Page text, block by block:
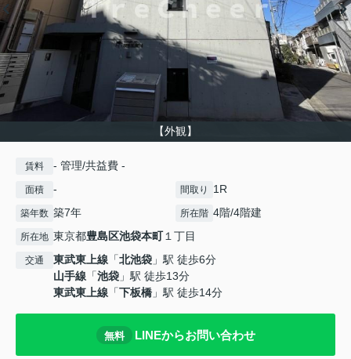
【外観】
賃料 - 管理/共益費 -
面積 - 間取り 1R
築年数 築7年 所在階 4階/4階建
所在地 東京都豊島区池袋本町１丁目
交通 東武東上線 「北池袋 」駅 徒歩6分
山手線 「池袋 」駅 徒歩13分
東武東上線 「下板橋 」駅 徒歩14分
無料 LINEからお問い合わせ